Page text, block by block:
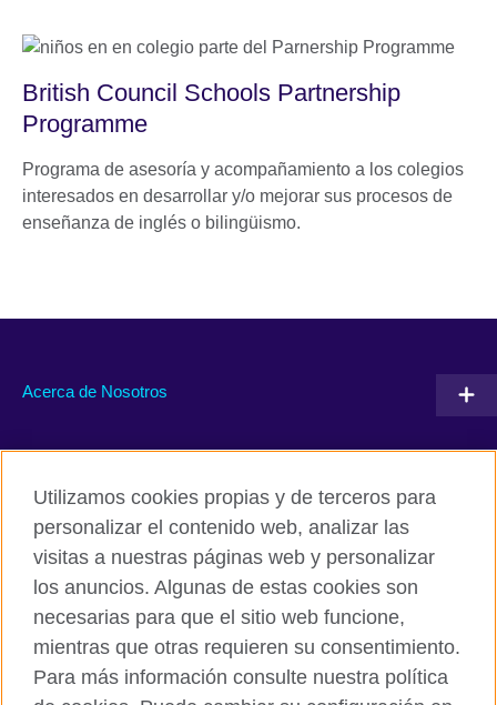
British Council Schools Partnership
Programme
Programa de asesoría y acompañamiento a los colegios
interesados en desarrollar y/o mejorar sus procesos de
enseñanza de inglés o bilingüismo.
Acerca de Nosotros
British Council Global
Políticas de privacidad y condiciones de uso
Utilizamos cookies propias y de terceros para
personalizar el contenido web, analizar las
visitas a nuestras páginas web y personalizar
los anuncios. Algunas de estas cookies son
necesarias para que el sitio web funcione,
mientras que otras requieren su consentimiento.
Para más información consulte nuestra política